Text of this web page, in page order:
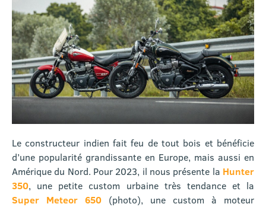
Le constructeur indien fait feu de tout bois et bénéficie
d’une popularité grandissante en Europe, mais aussi en
Amérique du Nord. Pour 2023, il nous présente la Hunter
350, une petite custom urbaine très tendance et la
Super Meteor 650 (photo), une custom à moteur